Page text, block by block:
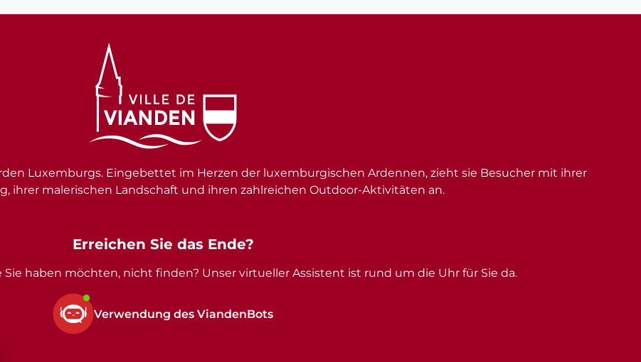
Erreichen Sie das Ende?
haben möchten, nicht finden? Unser virtueller Assistent ist rund um die Uhr für Sie da.
Verwendung des ViandenBots
Luxemburgs. Eingebettet im Herzen der luxemburgischen Ardennen, zieht sie Besucher mit ihrer
ihrer malerischen Landschaft und ihren zahlreichen Outdoor-Aktivitäten an.